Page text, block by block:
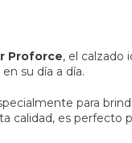
Proforce, el calzado
su día a día.
para
calidad, es perfecto